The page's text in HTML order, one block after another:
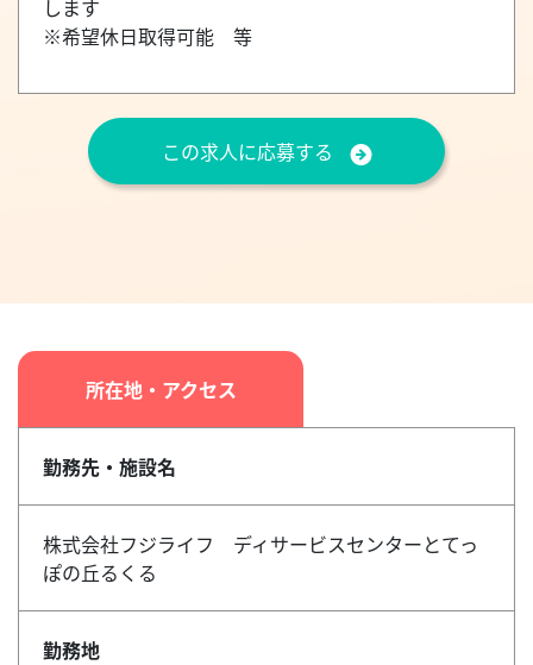
します
※希望休日取得可能 等
この求人に応募する
所在地・アクセス
勤務先・施設名
株式会社フジライフ ディサービスセンターとてっ
ぽの丘るくる
勤務地